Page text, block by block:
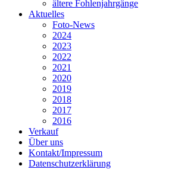
ältere Fohlenjahrgänge
Aktuelles
Foto-News
2024
2023
2022
2021
2020
2019
2018
2017
2016
Verkauf
Über uns
Kontakt/Impressum
Datenschutzerklärung